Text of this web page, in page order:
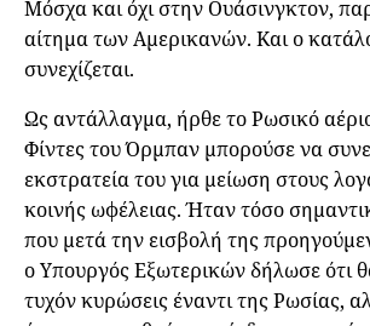
Μόσχα και όχι στην Ουάσινγκτον,
αίτημα των Αμερικανών. Και ο
συνεχίζεται.
Ως αντάλλαγμα, ήρθε το Ρωσικό
Φίντες του Όρμπαν μπορούσε να
εκστρατεία του για μείωση στους
κοινής ωφέλειας. Ήταν τόσο
που μετά την εισβολή της
ο Υπουργός Εξωτερικών δήλωσε ότι
τυχόν κυρώσεις έναντι της Ρωσίας,